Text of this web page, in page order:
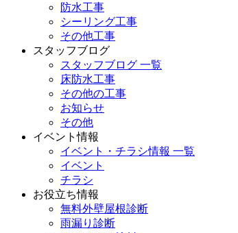
防水工事
シーリング工事
その他工事
スタッフブログ
スタッフブログ 一覧
床防水工事
その他の工事
お知らせ
その他
イベント情報
イベント・チラシ情報 一覧
イベント
チラシ
お役立ち情報
無料外壁屋根診断
雨漏り診断